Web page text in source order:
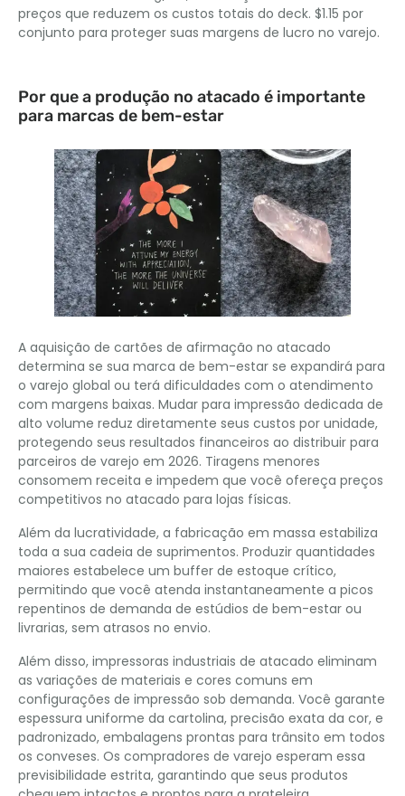
preços que reduzem os custos totais do deck. $1.15 por
conjunto para proteger suas margens de lucro no varejo.
Por que a produção no atacado é importante
para marcas de bem-estar
A aquisição de cartões de afirmação no atacado
determina se sua marca de bem-estar se expandirá para
o varejo global ou terá dificuldades com o atendimento
com margens baixas. Mudar para impressão dedicada de
alto volume reduz diretamente seus custos por unidade,
protegendo seus resultados financeiros ao distribuir para
parceiros de varejo em 2026. Tiragens menores
consomem receita e impedem que você ofereça preços
competitivos no atacado para lojas físicas.
Além da lucratividade, a fabricação em massa estabiliza
toda a sua cadeia de suprimentos. Produzir quantidades
maiores estabelece um buffer de estoque crítico,
permitindo que você atenda instantaneamente a picos
repentinos de demanda de estúdios de bem-estar ou
livrarias, sem atrasos no envio.
Além disso, impressoras industriais de atacado eliminam
as variações de materiais e cores comuns em
configurações de impressão sob demanda. Você garante
espessura uniforme da cartolina, precisão exata da cor, e
padronizado, embalagens prontas para trânsito em todos
os conveses. Os compradores de varejo esperam essa
previsibilidade estrita, garantindo que seus produtos